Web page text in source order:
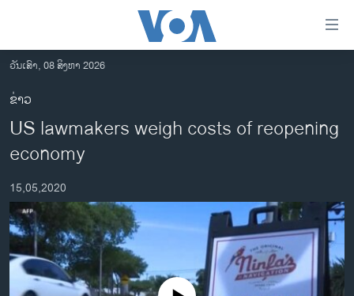
ເຂົ້າ
ຫາ
ຂ້າມ
ຂ້າມ
ຂ້າມ
ໄປ
ຫາ
ຊອກ
ຄົ້ນ
ອາເມຣິກາ
ການເລືອກຕັ້ງ ປະທານາທີບໍດີ ສະຫະລັດ 2024
ຂ່າວ​ຈີນ
ໂລກ
ເອເຊຍ
ອິດສະຫຼະພາບດ້ານການຂ່າວ
ວັນເສົາ, 08 ສິງຫາ 2026
ຂ່າວ
US lawmakers weigh costs of reopening
economy
15,05,2020